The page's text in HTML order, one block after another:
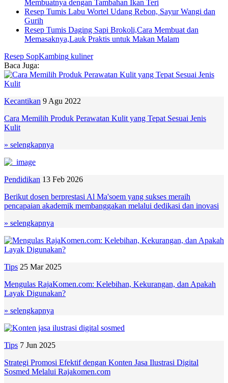
Membuatnya dengan Tambahan Ikan Teri
Resep Tumis Labu Wortel Udang Rebon, Sayur Wangi dan
Gurih
Resep Tumis Daging Sapi Brokoli,Cara Membuat dan
Memasaknya,Lauk Praktis untuk Makan Malam
Resep SopKambing kuliner
Baca Juga:
Kecantikan 9 Agu 2022
Cara Memilih Produk Perawatan Kulit yang Tepat Sesuai Jenis
Kulit
» selengkapnya
Pendidikan 13 Feb 2026
Berikut dosen berprestasi Al Ma'soem yang sukses meraih
pencapaian akademik membanggakan melalui dedikasi dan inovasi
» selengkapnya
Tips 25 Mar 2025
Mengulas RajaKomen.com: Kelebihan, Kekurangan, dan Apakah
Layak Digunakan?
» selengkapnya
Tips 7 Jun 2025
Strategi Promosi Efektif dengan Konten Jasa Ilustrasi Digital
Sosmed Melalui Rajakomen.com